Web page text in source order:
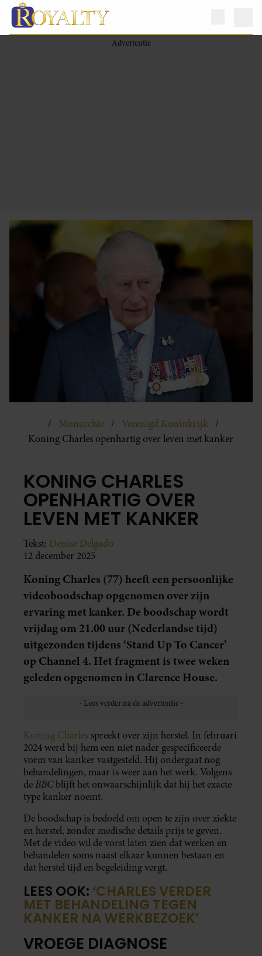
Monarchie
Verenigd Koninkrijk
Koning Charles openhartig over leven met kanker
KONING CHARLES
OPENHARTIG OVER
LEVEN MET KANKER
Tekst: Denise Delgado
12 december 2025
Koning Charles (77) heeft een persoonlijke
videoboodschap opgenomen over zijn
ervaring met kanker. De boodschap wordt
vrijdag om 21.00 uur (Nederlandse tijd)
uitgezonden tijdens ‘Stand Up To Cancer’
op Channel 4. Het fragment is twee weken
geleden opgenomen in Clarence House.
Koning Charles spreekt over zijn herstel. In februari
2024 werd bij hem een niet nader gespecificeerde
vorm van kanker vastgesteld. Hij ondergaat nog
behandelingen, maar is weer aan het werk. Volgens
deBBCblijft het onwaarschijnlijk dat hij het exacte
type kanker noemt.
De boodschap is bedoeld om open te zijn over ziekte
en herstel, zonder medische details prijs te geven.
Met de video wil de vorst laten zien dat werken en
behandelen soms naast elkaar kunnen bestaan en
dat herstel tijd en begeleiding vergt.
LEES OOK: ‘CHARLES VERDER
MET BEHANDELING TEGEN
KANKER NA WERKBEZOEK’
VROEGE DIAGNOSE